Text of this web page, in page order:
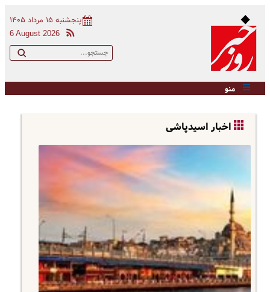
پنجشنبه ۱۵ مرداد ۱۴۰۵
6 August 2026
منو
اخبار اسیدپاشی